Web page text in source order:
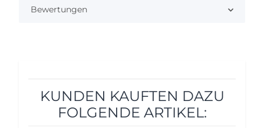
Bewertungen
KUNDEN KAUFTEN DAZU
FOLGENDE ARTIKEL: